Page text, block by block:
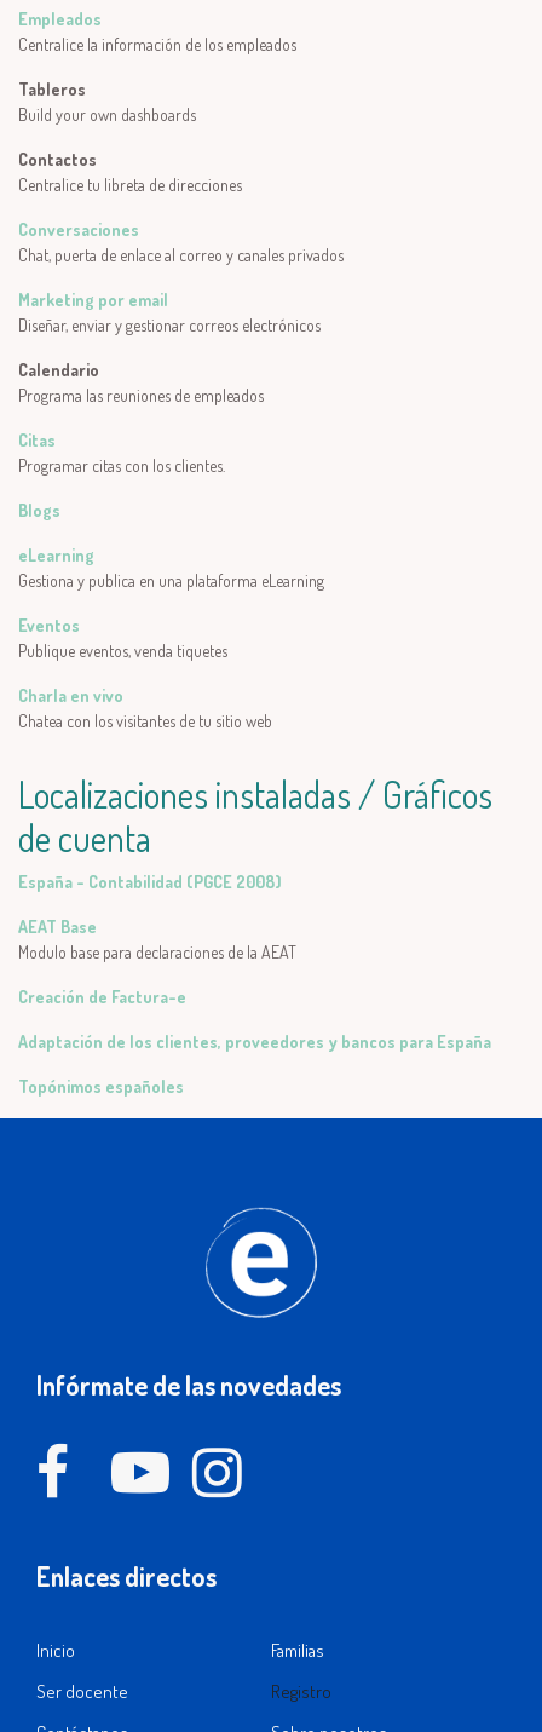
Empleados
Centralice la información de los empleados
Tableros
Build your own dashboards
Contactos
Centralice tu libreta de direcciones
Conversaciones
Chat, puerta de enlace al correo y canales privados
Marketing por email
Diseñar, enviar y gestionar correos electrónicos
Calendario
Programa las reuniones de empleados
Citas
Programar citas con los clientes.
Blogs
eLearning
Gestiona y publica en una plataforma eLearning
Eventos
Publique eventos, venda tiquetes
Charla en vivo
Chatea con los visitantes de tu sitio web
Localizaciones instaladas / Gráficos
de cuenta
España - Contabilidad (PGCE 2008)
AEAT Base
Modulo base para declaraciones de la AEAT
Creación de Factura-e
Adaptación de los clientes, proveedores y bancos para España
Topónimos españoles
Infórmate de las novedades
Enlaces directos
Inicio
Familias
Ser docente
Registro